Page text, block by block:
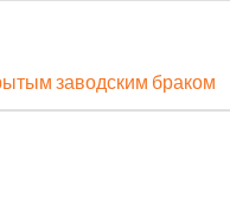
заводским браком